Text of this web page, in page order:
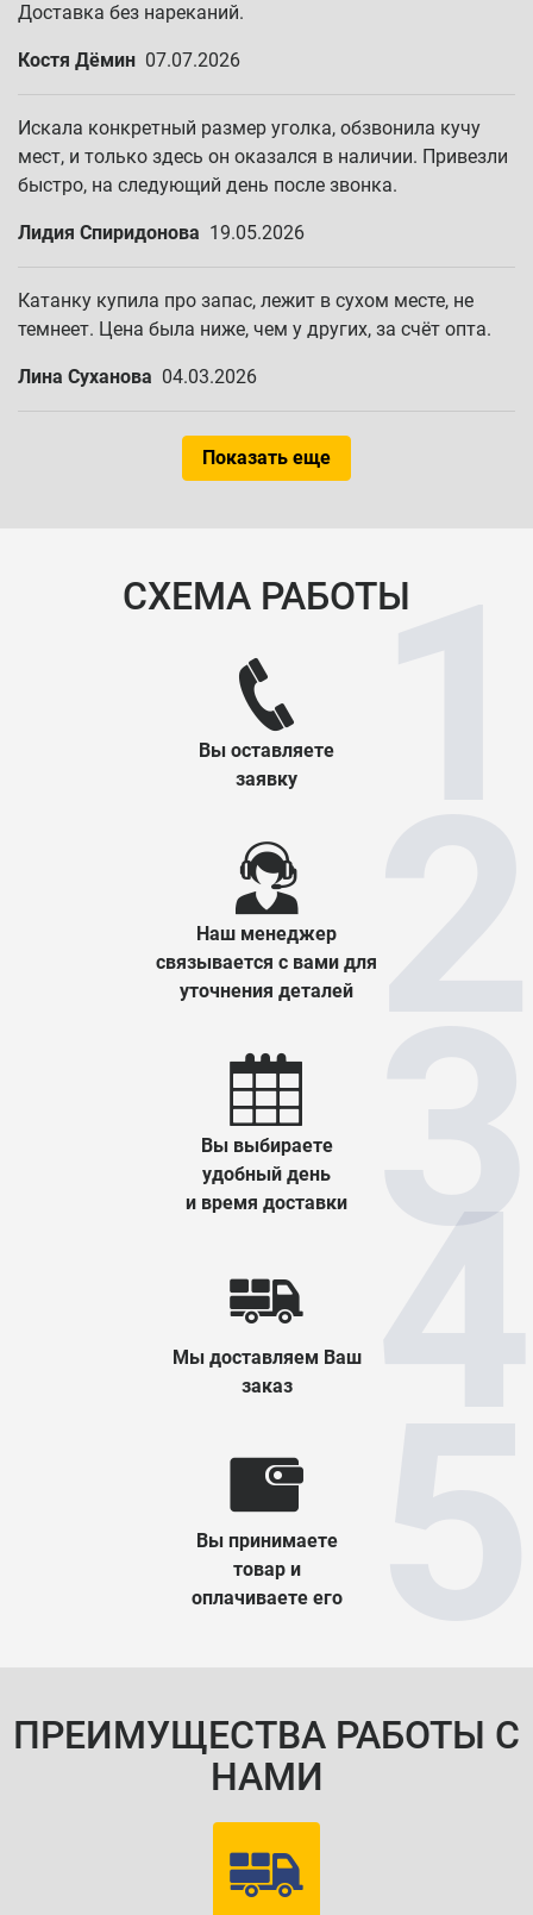
Доставка без нареканий.
Костя Дёмин 07.07.2026
Искала конкретный размер уголка, обзвонила кучу
мест, и только здесь он оказался в наличии. Привезли
быстро, на следующий день после звонка.
Лидия Спиридонова 19.05.2026
Катанку купила про запас, лежит в сухом месте, не
темнеет. Цена была ниже, чем у других, за счёт опта.
Лина Суханова 04.03.2026
Показать еще
СХЕМА РАБОТЫ
Вы оставляете
заявку
Наш менеджер
связывается с вами для
уточнения деталей
Вы выбираете
удобный день
и время доставки
Мы доставляем Ваш
заказ
Вы принимаете
товар и
оплачиваете его
ПРЕИМУЩЕСТВА РАБОТЫ С
НАМИ